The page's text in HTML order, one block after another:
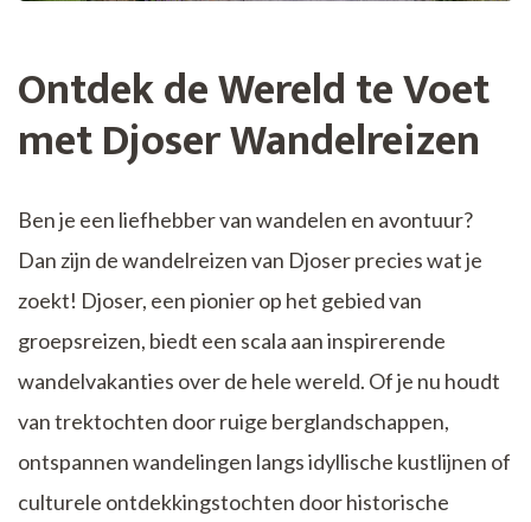
Ontdek de Wereld te Voet
met Djoser Wandelreizen
Ben je een liefhebber van wandelen en avontuur?
Dan zijn de wandelreizen van Djoser precies wat je
zoekt! Djoser, een pionier op het gebied van
groepsreizen, biedt een scala aan inspirerende
wandelvakanties over de hele wereld. Of je nu houdt
van trektochten door ruige berglandschappen,
ontspannen wandelingen langs idyllische kustlijnen of
culturele ontdekkingstochten door historische